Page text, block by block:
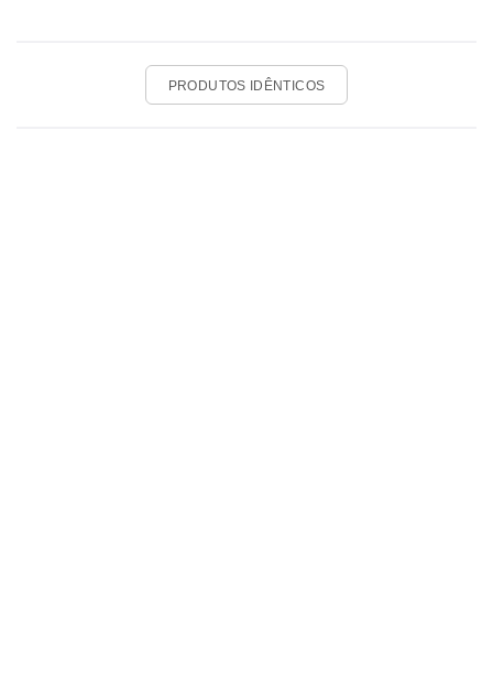
PRODUTOS IDÊNTICOS